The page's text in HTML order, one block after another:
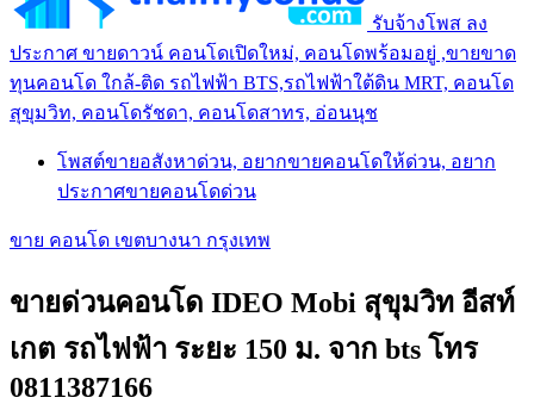
รับจ้างโพส ลง
ประกาศ ขายดาวน์ คอนโดเปิดใหม่, คอนโดพร้อมอยู่ ,ขายขาด
ทุนคอนโด ใกล้-ติด รถไฟฟ้า BTS,รถไฟฟ้าใต้ดิน MRT, คอนโด
สุขุมวิท, คอนโดรัชดา, คอนโดสาทร, อ่อนนุช
โพสต์ขายอสังหาด่วน, อยากขายคอนโดให้ด่วน, อยาก
ประกาศขายคอนโดด่วน
ขาย คอนโด เขตบางนา กรุงเทพ
ขายด่วนคอนโด IDEO Mobi สุขุมวิท อีสท์
เกต รถไฟฟ้า ระยะ 150 ม. จาก bts โทร
0811387166